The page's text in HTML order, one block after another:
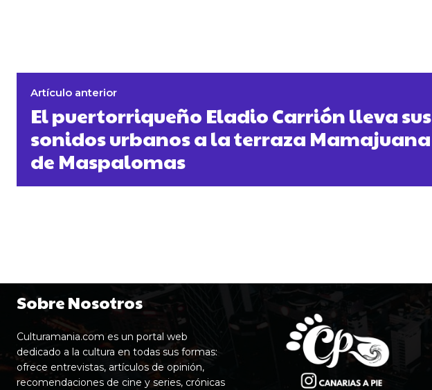
Artículo anterior
El puertorriqueño Eladio Carrión lleva sus
sonidos urbanos a la terraza Mamajuana
de Maspalomas
Sobre Nosotros
Culturamania.com es un portal web
dedicado a la cultura en todas sus formas:
ofrece entrevistas, artículos de opinión,
recomendaciones de cine y series, crónicas